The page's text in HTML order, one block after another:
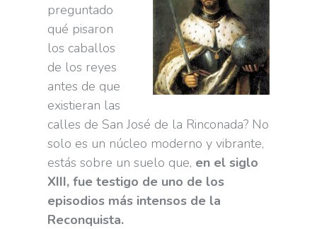
preguntado
qué pisaron
los caballos
de los reyes
antes de que
existieran las
calles de San José de la Rinconada? No
solo es un núcleo moderno y vibrante,
estás sobre un suelo que, en el siglo
XIII, fue testigo de uno de los
episodios más intensos de la
Reconquista.